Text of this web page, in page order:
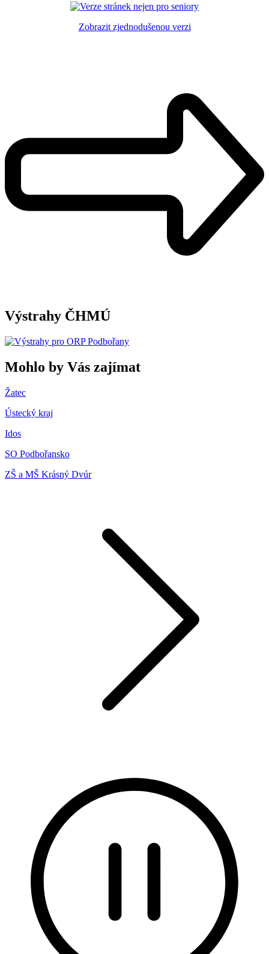
Zobrazit zjednodušenou verzi
Výstrahy ČHMÚ
Mohlo by Vás zajímat
Žatec
Ústecký kraj
Idos
SO Podbořansko
ZŠ a MŠ Krásný Dvúr